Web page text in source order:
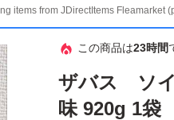
items from JDirectItems Fleamarket
この商品は23時間
ザバス ソイ
味 920g 1袋